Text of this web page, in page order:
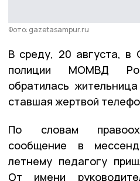
Фото: gazetasampur.ru
В среду, 20 августа, в
полиции МОМВД
обратилась
ставшая жертвой
По словам
сообщение в
летнему педагогу
От имени